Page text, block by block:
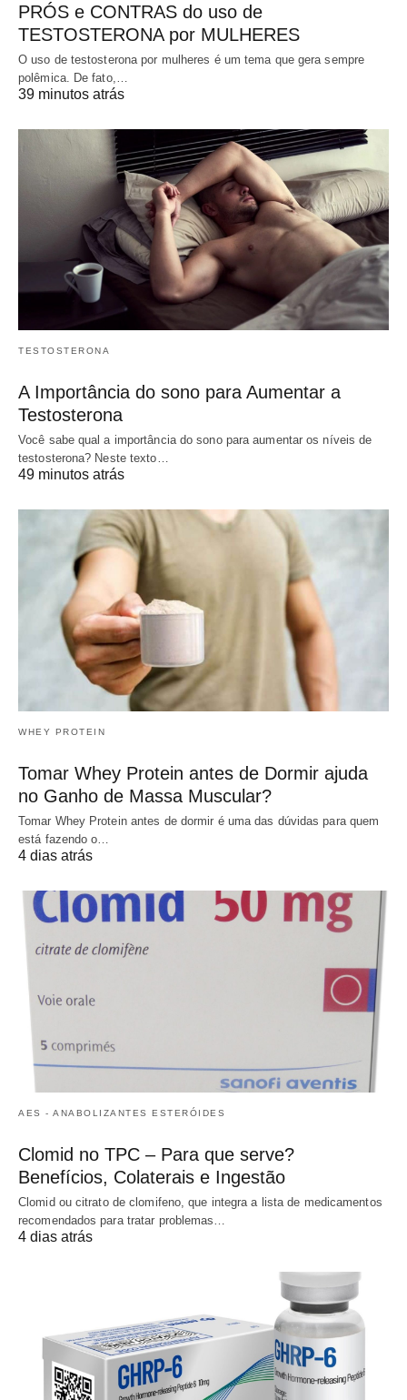
PRÓS e CONTRAS do uso de
TESTOSTERONA por MULHERES
O uso de testosterona por mulheres é um tema que gera sempre
polêmica. De fato,…
39 minutos atrás
TESTOSTERONA
A Importância do sono para Aumentar a
Testosterona
Você sabe qual a importância do sono para aumentar os níveis de
testosterona? Neste texto…
49 minutos atrás
WHEY PROTEIN
Tomar Whey Protein antes de Dormir ajuda
no Ganho de Massa Muscular?
Tomar Whey Protein antes de dormir é uma das dúvidas para quem
está fazendo o…
4 dias atrás
AES - ANABOLIZANTES ESTERÓIDES
Clomid no TPC – Para que serve?
Benefícios, Colaterais e Ingestão
Clomid ou citrato de clomifeno, que integra a lista de medicamentos
recomendados para tratar problemas…
4 dias atrás